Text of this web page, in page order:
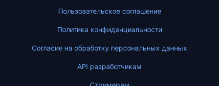
Пользовательское соглашение
Политика конфиденциальности
Согласие на обработку персональных данных
API разработчикам